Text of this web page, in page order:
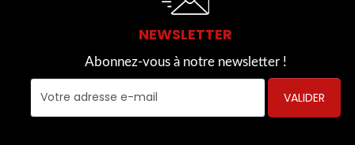
NEWSLETTER
Abonnez-vous à notre newsletter !
VALIDER